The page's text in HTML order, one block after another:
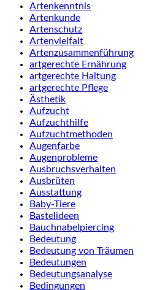
Artenkenntnis
Artenkunde
Artenschutz
Artenvielfalt
Artenzusammenführung
artgerechte Ernährung
artgerechte Haltung
artgerechte Pflege
Ästhetik
Aufzucht
Aufzuchthilfe
Aufzuchtmethoden
Augenfarbe
Augenprobleme
Ausbruchsverhalten
Ausbrüten
Ausstattung
Baby-Tiere
Bastelideen
Bauchnabelpiercing
Bedeutung
Bedeutung von Träumen
Bedeutungen
Bedeutungsanalyse
Bedingungen